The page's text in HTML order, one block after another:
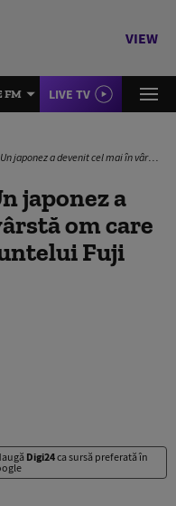
VIEW
FM LIVE TV
cel mai în vârstă om care a ajuns pe vârful Muntelui Fuji
japonez a
om care
Fuji
Digi24ca sursă preferată în